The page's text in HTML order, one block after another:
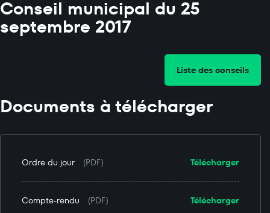
Conseil municipal du 25
septembre 2017
Liste des conseils
Documents à télécharger
Télécharger
Ordre du jour (PDF)
Télécharger
Compte-rendu (PDF)